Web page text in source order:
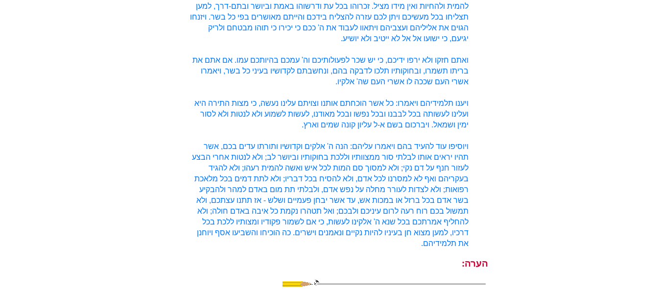
להמית ולהחיות ואין מידו מציל. זכרוהו בכל עת ודרשוהו באמת וביושר ובתם-דרך, למען
תצליחו בכל מעשיכם ויתן לכם עזרה להצליח בידכם והייתם מאושרים בפי כל בשר. ויזנחו
הגוים את אליליהם ועצביהם ויתאוו לעבוד את ה' ככם כי יכירו כי תוהו מבטחם ולריק
יגיעם, כי ישועו אל אל לא ייטיב ולא יושיע.
ואתם חזקו ולא ירפו ידיכם, כי יש שכר לפעולותיכם וה' עמכם בהיותכם עמו. אם אתם את
בריתו תשמרו, ובחוקותיו תלכו לדבקה בהם, ונחשבתם לקדושיו בעיני כל בשר, ויאמרו
אשרי העם שככה לו אשרי העם שה' אלקיו.
ויענו תלמידיהם ויאמרו: כל אשר הוכחתם אותנו וצויתם עלינו נעשה, כי מצות התירה היא
ועלינו לעשותה בכל לבבנו ובכל נפשו ובכל מאודנו, לעשות לשמוע ולא לנטות ולא לסור
ימין ושמאל. ויברכום בשם א-ל עליון קונה שמים וארץ.
ויוסיפו עוד להעיד בהם ויאמרו עליהם: הנה ה' אלקים וקדושיו ותורתו עדים בכם, אשר
תהיו יראים אותו לבלתי סור ממצוותיו וללכת בחוקותיו וביושר לב; ולא לנטות אחרי הבצע
לעזור חנף על דם נקי; ולא למסוך סם המות לכל איש ואשה להמית רעהו; ולא להגיד
בעקריהם ואף לא למסרנו לכל אדם, ולא להסיח בכל דבריו; ולא לתת דמים בכל מלאכת
רפואות; ולא לצדות לעורר מחלה על נפש אדם, ולבלתי תת מום באדם למהר ולהבקיע
בשר אדם בכל ברזל או במכות אש, עד אשר יבחן פעמיים ושלש - אז תתנו עצתכם, ולא
תמשול בכם רוח רעה לרום עיניכם ולבכם; ואל תטהרו נקמת כל איבה באדם חולה; ולא
להחליף אמרתכם בכל שנא ה' אלקינו לעשות, כי אם לשמור פקודיו ומצותיו ללכת בכל
דרכיו, למען מצוא חן בעיניו להיות נקיים ונאמנים וישרים. כה הוכיחו והשביעו אסף ויוחנן
את תלמידיהם.
הערה: